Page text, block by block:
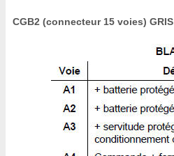
CGB2 (connecteur 15 voies) GRIS